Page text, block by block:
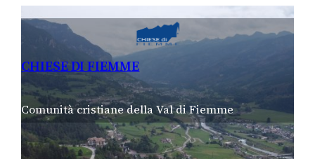
CHIESE DI FIEMME
Comunità cristiane della Val di Fiemme